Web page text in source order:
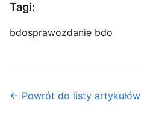
Tagi:
bdosprawozdanie bdo
← Powrót do listy artykułów